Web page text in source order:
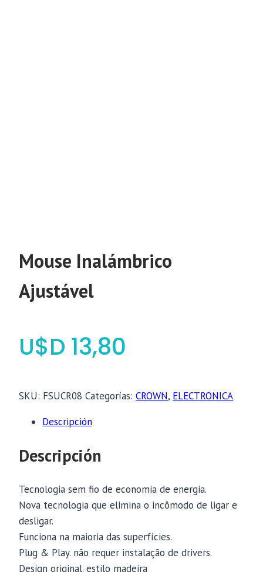
Mouse Inalámbrico
Ajustável
$ 13,80
SKU: FSUCR08 Categorías: CROWN, ELECTRONICA
Descripción
Descripción
Tecnologia sem fio de economia de energia.
Nova tecnologia que elimina o incômodo de ligar e
desligar.
Funciona na maioria das superfícies.
Plug & Play. não requer instalação de drivers.
Design original. estilo madeira